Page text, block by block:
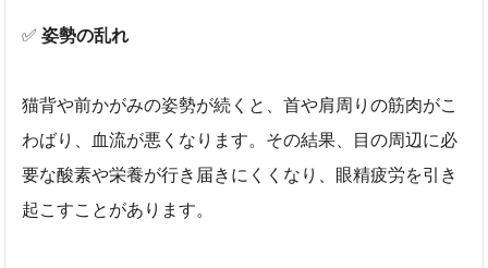
✅姿勢の乱れ
猫背や前かがみの姿勢が続くと、首や肩周りの筋肉がこ
わばり、血流が悪くなります。その結果、目の周辺に必
要な酸素や栄養が行き届きにくくなり、眼精疲労を引き
起こすことがあります。